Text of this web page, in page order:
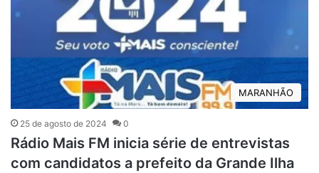
MARANHÃO
25 de agosto de 2024 0
Rádio Mais FM inicia série de entrevistas
com candidatos a prefeito da Grande Ilha